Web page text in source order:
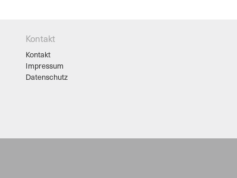
Kontakt
Kontakt
Impressum
Datenschutz